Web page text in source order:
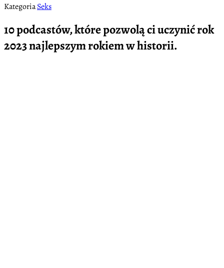
KategoriaSeks
10 podcastów, które pozwolą ci uczynić rok
2023 najlepszym rokiem w historii.